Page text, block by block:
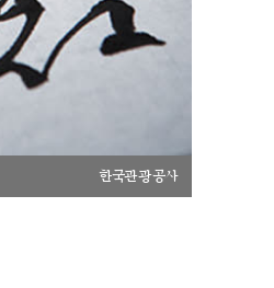
한국관광공사